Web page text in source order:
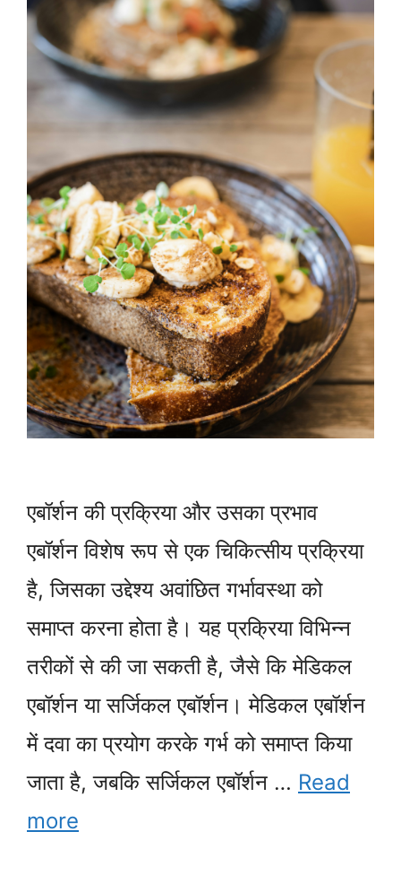
एबॉर्शन की प्रक्रिया और उसका प्रभाव
एबॉर्शन विशेष रूप से एक चिकित्सीय प्रक्रिया
है, जिसका उद्देश्य अवांछित गर्भावस्था को
समाप्त करना होता है। यह प्रक्रिया विभिन्न
तरीकों से की जा सकती है, जैसे कि मेडिकल
एबॉर्शन या सर्जिकल एबॉर्शन। मेडिकल एबॉर्शन
में दवा का प्रयोग करके गर्भ को समाप्त किया
जाता है, जबकि सर्जिकल एबॉर्शन … Read
more